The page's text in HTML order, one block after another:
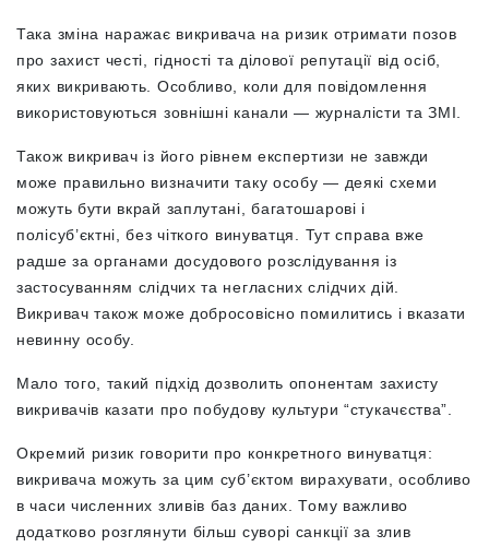
Така зміна наражає викривача на ризик отримати позов
про захист честі, гідності та ділової репутації від осіб,
яких викривають. Особливо, коли для повідомлення
використовуються зовнішні канали— журналісти та ЗМІ.
Також викривач із його рівнем експертизи не завжди
може правильно визначити таку особу— деякі схеми
можуть бути вкрай заплутані, багатошарові і
полісуб’єктні, без чіткого винуватця. Тут справа вже
радше за органами досудового розслідування із
застосуванням слідчих та негласних слідчих дій.
Викривач також може добросовісно помилитись і вказати
невинну особу.
Мало того, такий підхід дозволить опонентам захисту
викривачів казати про побудову культури “стукачєства”.
Окремий ризик говорити про конкретного винуватця:
викривача можуть за цим суб’єктом вирахувати, особливо
в часи численних зливів баз даних. Тому важливо
додатково розглянути більш суворі санкції за злив